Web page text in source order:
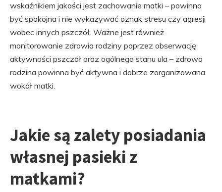
wskaźnikiem jakości jest zachowanie matki – powinna
być spokojna i nie wykazywać oznak stresu czy agresji
wobec innych pszczół. Ważne jest również
monitorowanie zdrowia rodziny poprzez obserwację
aktywności pszczół oraz ogólnego stanu ula – zdrowa
rodzina powinna być aktywna i dobrze zorganizowana
wokół matki.
Jakie są zalety posiadania
własnej pasieki z
matkami?